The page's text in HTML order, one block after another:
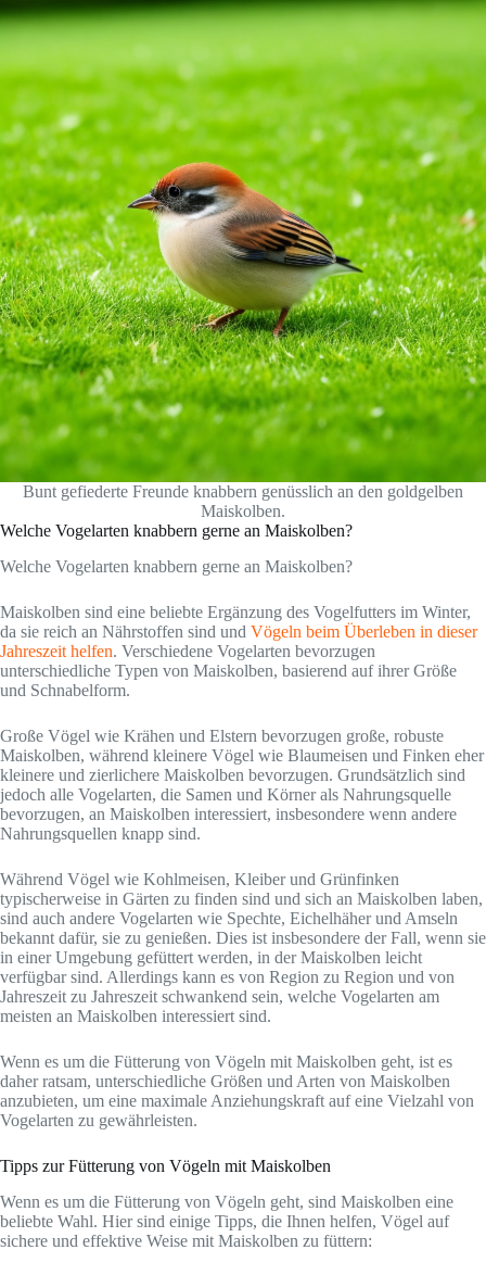
Bunt gefiederte Freunde knabbern genüsslich an den goldgelben
Maiskolben.
Welche Vogelarten knabbern gerne an Maiskolben?
Welche Vogelarten knabbern gerne an Maiskolben?
Maiskolben sind eine beliebte Ergänzung des Vogelfutters im Winter,
da sie reich an Nährstoffen sind und Vögeln beim Überleben in dieser
Jahreszeit helfen. Verschiedene Vogelarten bevorzugen
unterschiedliche Typen von Maiskolben, basierend auf ihrer Größe
und Schnabelform.
Große Vögel wie Krähen und Elstern bevorzugen große, robuste
Maiskolben, während kleinere Vögel wie Blaumeisen und Finken eher
kleinere und zierlichere Maiskolben bevorzugen. Grundsätzlich sind
jedoch alle Vogelarten, die Samen und Körner als Nahrungsquelle
bevorzugen, an Maiskolben interessiert, insbesondere wenn andere
Nahrungsquellen knapp sind.
Während Vögel wie Kohlmeisen, Kleiber und Grünfinken
typischerweise in Gärten zu finden sind und sich an Maiskolben laben,
sind auch andere Vogelarten wie Spechte, Eichelhäher und Amseln
bekannt dafür, sie zu genießen. Dies ist insbesondere der Fall, wenn sie
in einer Umgebung gefüttert werden, in der Maiskolben leicht
verfügbar sind. Allerdings kann es von Region zu Region und von
Jahreszeit zu Jahreszeit schwankend sein, welche Vogelarten am
meisten an Maiskolben interessiert sind.
Wenn es um die Fütterung von Vögeln mit Maiskolben geht, ist es
daher ratsam, unterschiedliche Größen und Arten von Maiskolben
anzubieten, um eine maximale Anziehungskraft auf eine Vielzahl von
Vogelarten zu gewährleisten.
Tipps zur Fütterung von Vögeln mit Maiskolben
Wenn es um die Fütterung von Vögeln geht, sind Maiskolben eine
beliebte Wahl. Hier sind einige Tipps, die Ihnen helfen, Vögel auf
sichere und effektive Weise mit Maiskolben zu füttern: